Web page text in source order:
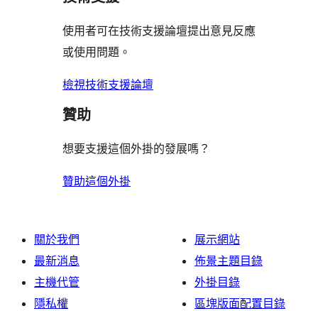
評
使用者可在技術支援論壇提出意見反應
或使用問題。
檢視技術支援論壇
贊助
想要支援這個外掛的發展嗎？
贊助這個外掛
關於我們
最新消息
主機代管
隱私權
展示網站
佈景主題目錄
外掛目錄
區塊版面配置目錄